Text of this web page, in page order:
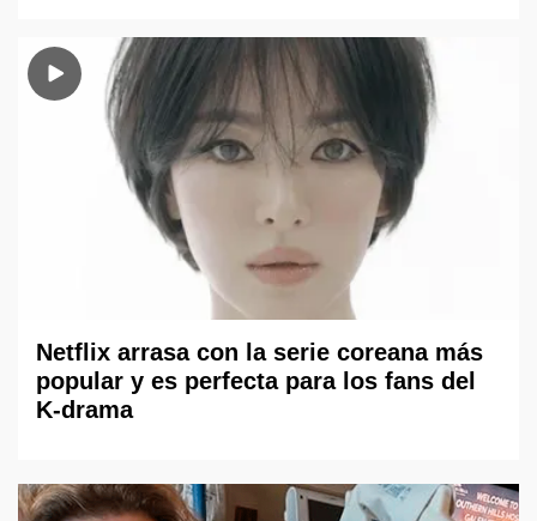
Netflix arrasa con la serie coreana más
popular y es perfecta para los fans del
K-drama